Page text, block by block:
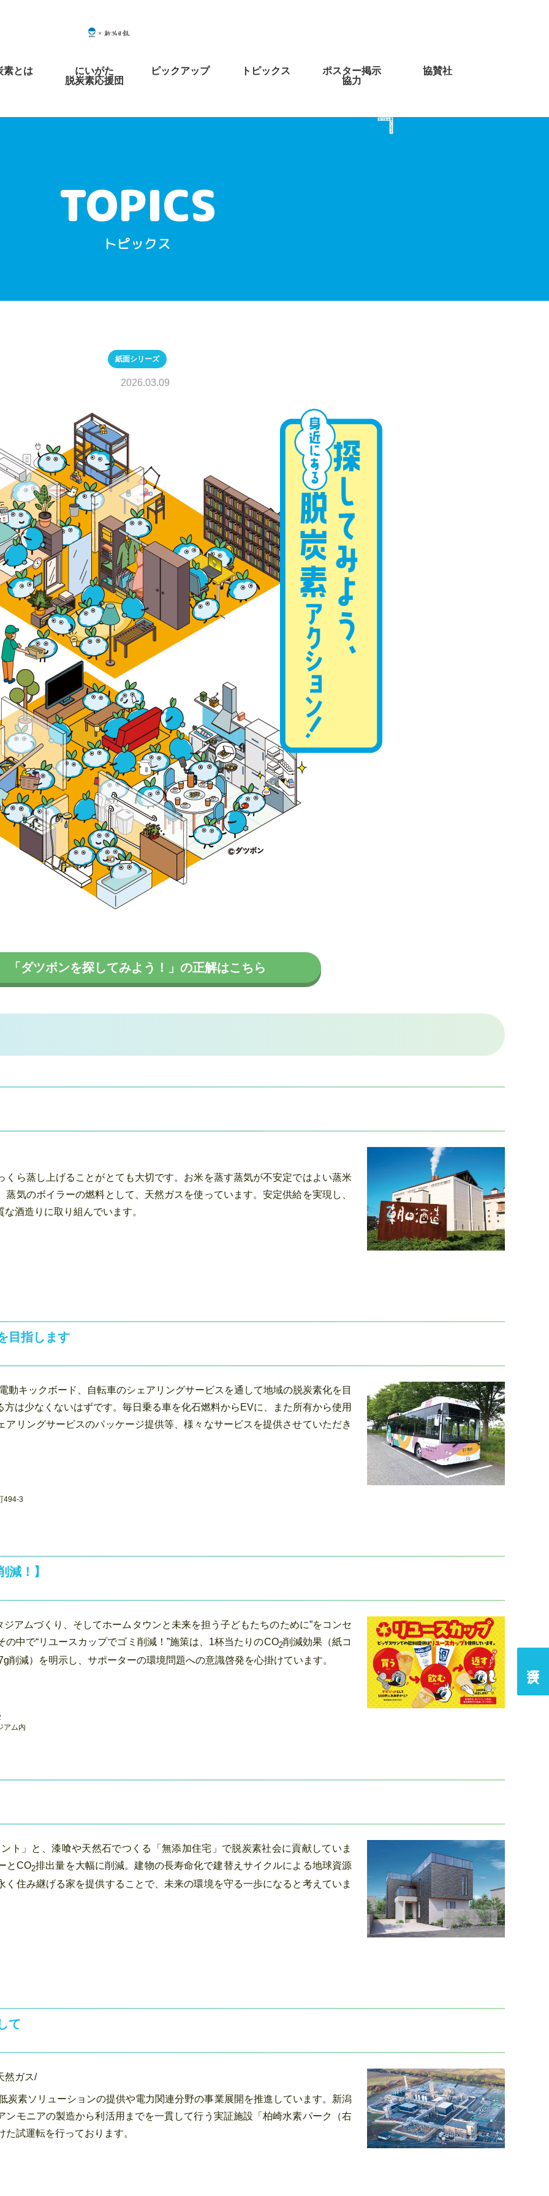
素とは
にいがた
脱炭素応援団
ピックアップ トピックス
ポスター掲示
協力
協賛社
トピックス
紙面シリーズ
2026.03.09
「ダツボンを探してみよう！」の正解はこちら
ら蒸し上げることがとても大切です。お米を蒸す蒸気が不安定ではよい蒸米
気のボイラーの燃料として、天然ガスを使っています。安定供給を実現し、
酒造りに取り組んでいます。
目指します
キックボード、自転車のシェアリングサービスを通して地域の脱炭素化を目
は少なくないはずです。毎日乗る車を化石燃料からEVに、また所有から使用
リングサービスのパッケージ提供等、様々なサービスを提供させていただき
494-3
減！】
アムづくり、そしてホームタウンと未来を担う子どもたちのために”をコンセ
中で“リユースカップでゴミ削減！”施策は、1杯当たりのCO2削減効果（紙コ
削減）を明示し、サポーターの環境問題への意識啓発を心掛けています。
アム内
ト」と、漆喰や天然石でつくる「無添加住宅」で脱炭素社会に貢献していま
とCO2排出量を大幅に削減。建物の長寿命化で建替えサイクルによる地球資源
住み継げる家を提供することで、未来の環境を守る一歩になると考えていま
て
然ガス/
素ソリューションの提供や電力関連分野の事業展開を推進しています。新潟
モニアの製造から利活用までを一貫して行う実証施設「柏崎水素パーク（右
試運転を行っております。